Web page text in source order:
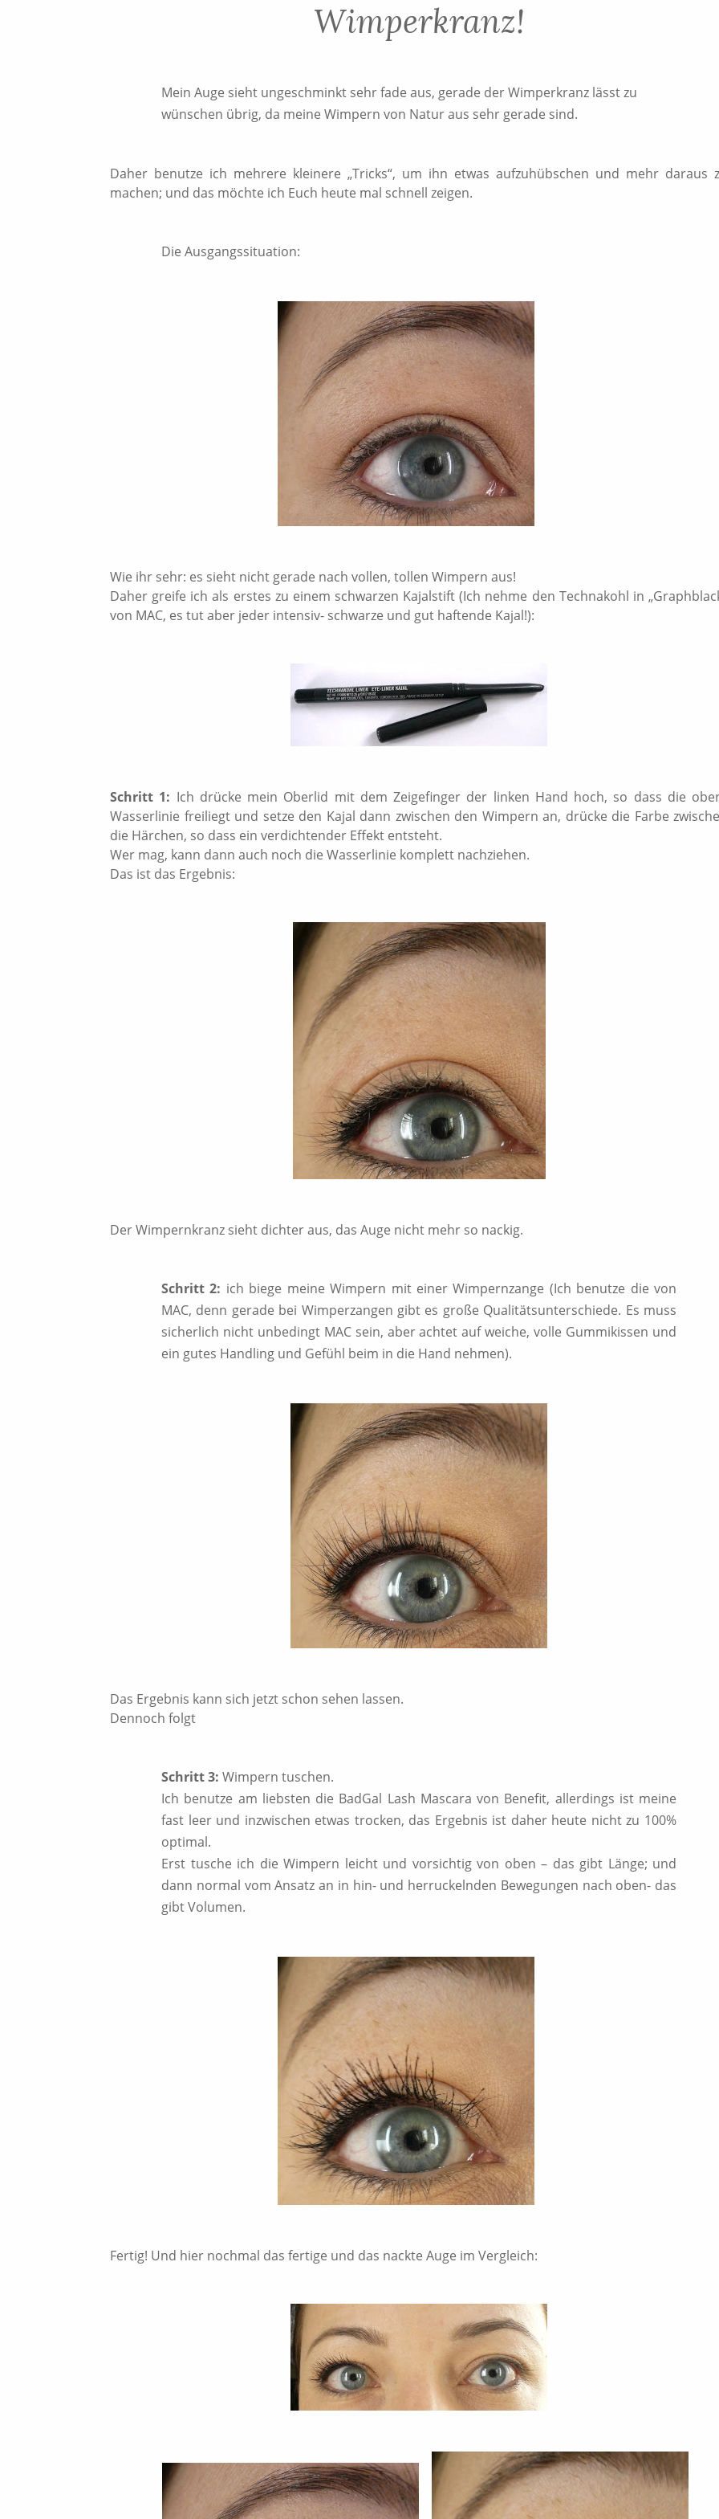
Wimperkranz!
Mein Auge sieht ungeschminkt sehr fade aus, gerade der Wimperkranz lässt zu
wünschen übrig, da meine Wimpern von Natur aus sehr gerade sind.
Daher benutze ich mehrere kleinere „Tricks“, um ihn etwas aufzuhübschen und mehr daraus
machen; und das möchte ich Euch heute mal schnell zeigen.
Die Ausgangssituation:
Wie ihr sehr: es sieht nicht gerade nach vollen, tollen Wimpern aus!
Daher greife ich als erstes zu einem schwarzen Kajalstift (Ich nehme den Technakohl in
von MAC, es tut aber jeder intensiv- schwarze und gut haftende Kajal!):
Schritt 1: Ich drücke mein Oberlid mit dem Zeigefinger der linken Hand hoch, so dass die
Wasserlinie freiliegt und setze den Kajal dann zwischen den Wimpern an, drücke die Farbe
die Härchen, so dass ein verdichtender Effekt entsteht.
Wer mag, kann dann auch noch die Wasserlinie komplett nachziehen.
Das ist das Ergebnis:
Der Wimpernkranz sieht dichter aus, das Auge nicht mehr so nackig.
Schritt 2: ich biege meine Wimpern mit einer Wimpernzange (Ich benutze die von
MAC, denn gerade bei Wimperzangen gibt es große Qualitätsunterschiede. Es muss
sicherlich nicht unbedingt MAC sein, aber achtet auf weiche, volle Gummikissen und
ein gutes Handling und Gefühl beim in die Hand nehmen).
Das Ergebnis kann sich jetzt schon sehen lassen.
Dennoch folgt
Schritt 3: Wimpern tuschen.
Ich benutze am liebsten die BadGal Lash Mascara von Benefit, allerdings ist meine
fast leer und inzwischen etwas trocken, das Ergebnis ist daher heute nicht zu 100%
optimal.
Erst tusche ich die Wimpern leicht und vorsichtig von oben – das gibt Länge; und
dann normal vom Ansatz an in hin- und herruckelnden Bewegungen nach oben- das
gibt Volumen.
Fertig! Und hier nochmal das fertige und das nackte Auge im Vergleich: